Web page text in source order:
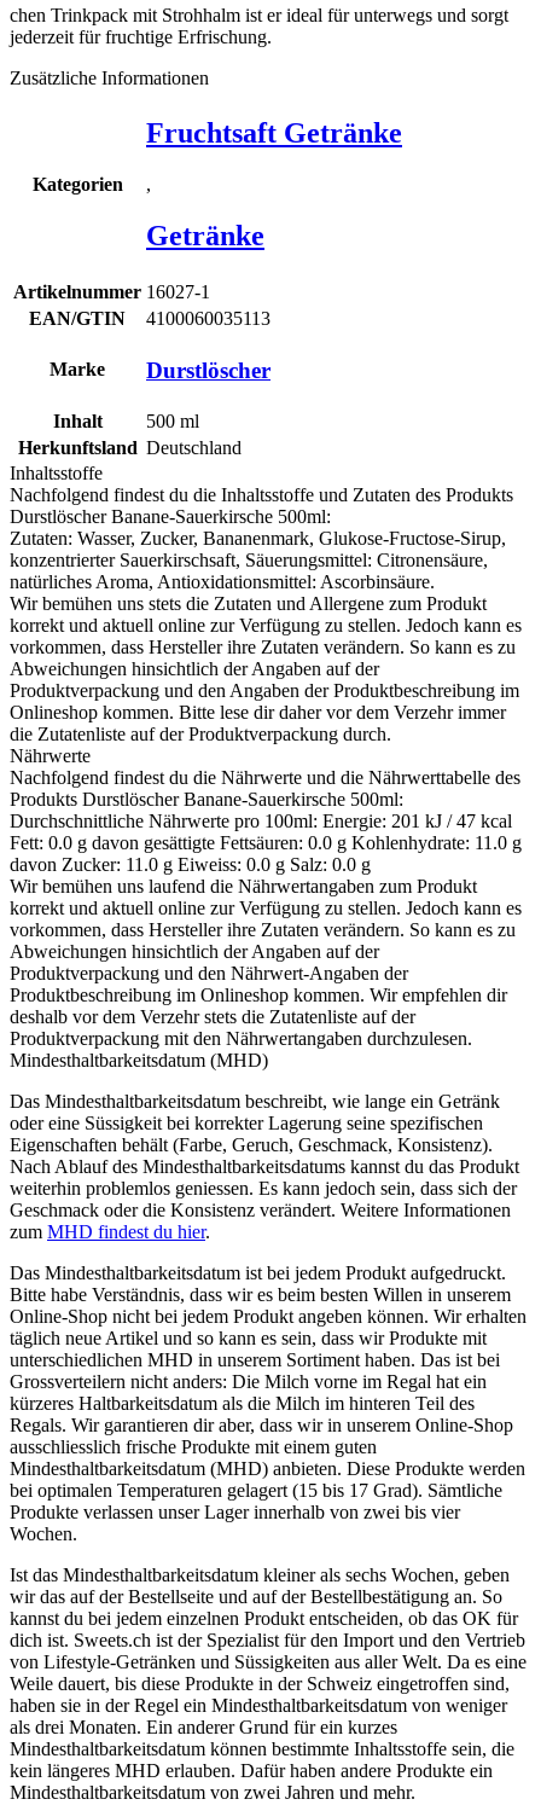
chen Trink­pack mit Stroh­halm ist er ide­al für unter­wegs und sorgt
jeder­zeit für fruch­ti­ge Erfrischung.
Zusätzliche Informationen
Kategorien
Fruchtsaft Getränke
,
Getränke
Artikelnummer 16027-1
EAN/GTIN
4100060035113
Marke Durstlöscher
Inhalt 500 ml
Herkunftsland Deutschland
Inhaltsstoffe
Nachfolgend findest du die Inhaltsstoffe und Zutaten des Produkts
Durstlöscher Banane-Sauerkirsche 500ml:
Zuta­ten: Was­ser, Zucker, Bana­nen­mark, Glu­ko­se-Fruc­to­se-Sirup,
kon­zen­trier­ter Sau­er­kirsch­saft, Säue­rungs­mit­tel: Citro­nen­säu­re,
natür­li­ches Aro­ma, Anti­oxi­da­ti­ons­mit­tel: Ascorbinsäure.
Wir bemühen uns stets die Zutaten und Allergene zum Produkt
korrekt und aktuell online zur Verfügung zu stellen. Jedoch kann es
vorkommen, dass Hersteller ihre Zutaten verändern. So kann es zu
Abweichungen hinsichtlich der Angaben auf der
Produktverpackung und den Angaben der Produktbeschreibung im
Onlineshop kommen. Bitte lese dir daher vor dem Verzehr immer
die Zutatenliste auf der Produktverpackung durch.
Nährwerte
Nachfolgend findest du die Nährwerte und die Nährwerttabelle des
Produkts Durstlöscher Banane-Sauerkirsche 500ml:
Durch­schnitt­li­che Nähr­wer­te pro 100ml: Ener­gie: 201 kJ / 47 kcal
Fett: 0.0 g davon gesät­tig­te Fett­säu­ren: 0.0 g Koh­len­hy­dra­te: 11.0 g
davon Zucker: 11.0 g Eiweiss: 0.0 g Salz: 0.0 g
Wir bemühen uns laufend die Nährwertangaben zum Produkt
korrekt und aktuell online zur Verfügung zu stellen. Jedoch kann es
vorkommen, dass Hersteller ihre Zutaten verändern. So kann es zu
Abweichungen hinsichtlich der Angaben auf der
Produktverpackung und den Nährwert-Angaben der
Produktbeschreibung im Onlineshop kommen. Wir empfehlen dir
deshalb vor dem Verzehr stets die Zutatenliste auf der
Produktverpackung mit den Nährwertangaben durchzulesen.
Mindesthaltbarkeitsdatum (MHD)
Das Mindesthaltbarkeitsdatum beschreibt, wie lange ein Getränk
oder eine Süssigkeit bei korrekter Lagerung seine spezifischen
Eigenschaften behält (Farbe, Geruch, Geschmack, Konsistenz).
Nach Ablauf des Mindesthaltbarkeitsdatums kannst du das Produkt
weiterhin problemlos geniessen. Es kann jedoch sein, dass sich der
Geschmack oder die Konsistenz verändert. Weitere Informationen
zum MHD findest du hier.
Das Mindesthaltbarkeitsdatum ist bei jedem Produkt aufgedruckt.
Bitte habe Verständnis, dass wir es beim besten Willen in unserem
Online-Shop nicht bei jedem Produkt angeben können. Wir erhalten
täglich neue Artikel und so kann es sein, dass wir Produkte mit
unterschiedlichen MHD in unserem Sortiment haben. Das ist bei
Grossverteilern nicht anders: Die Milch vorne im Regal hat ein
kürzeres Haltbarkeitsdatum als die Milch im hinteren Teil des
Regals. Wir garantieren dir aber, dass wir in unserem Online-Shop
ausschliesslich frische Produkte mit einem guten
Mindesthaltbarkeitsdatum (MHD) anbieten. Diese Produkte werden
bei optimalen Temperaturen gelagert (15 bis 17 Grad). Sämtliche
Produkte verlassen unser Lager innerhalb von zwei bis vier
Wochen.
Ist das Mindesthaltbarkeitsdatum kleiner als sechs Wochen, geben
wir das auf der Bestellseite und auf der Bestellbestätigung an. So
kannst du bei jedem einzelnen Produkt entscheiden, ob das OK für
dich ist. Sweets.ch ist der Spezialist für den Import und den Vertrieb
von Lifestyle-Getränken und Süssigkeiten aus aller Welt. Da es eine
Weile dauert, bis diese Produkte in der Schweiz eingetroffen sind,
haben sie in der Regel ein Mindesthaltbarkeitsdatum von weniger
als drei Monaten. Ein anderer Grund für ein kurzes
Mindesthaltbarkeitsdatum können bestimmte Inhaltsstoffe sein, die
kein längeres MHD erlauben. Dafür haben andere Produkte ein
Mindesthaltbarkeitsdatum von zwei Jahren und mehr.